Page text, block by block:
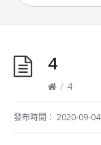
4
/ 4
發布時間： 2020-09-04